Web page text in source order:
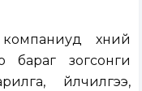
хүний
бараг зогсонги
үйлчилгээ,